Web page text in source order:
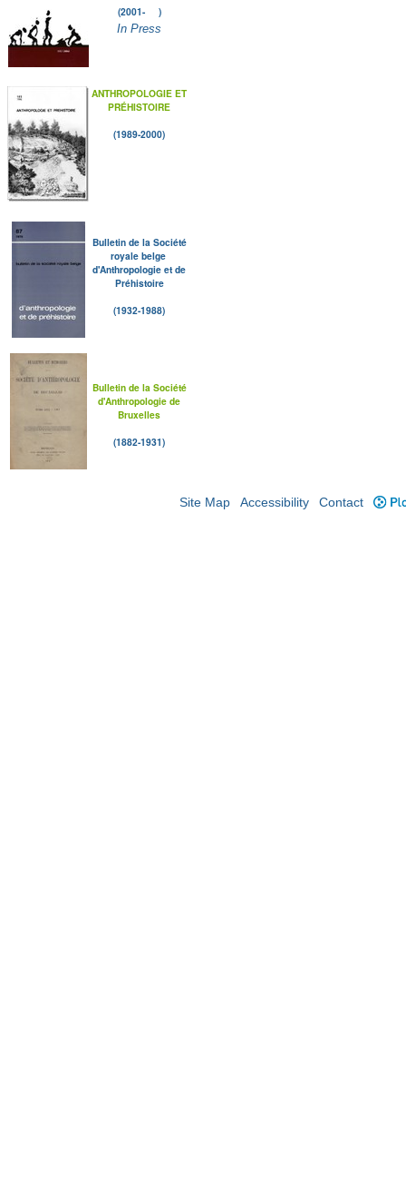
(2001- )
In Press
ANTHROPOLOGIE ET
PRÉHISTOIRE
(1989-2000)
Bulletin de la Société
royale belge
d'Anthropologie et de
Préhistoire
(1932-1988)
Bulletin de la Société
d'Anthropologie de
Bruxelles
(1882-1931)
Site Map Accessibility Contact